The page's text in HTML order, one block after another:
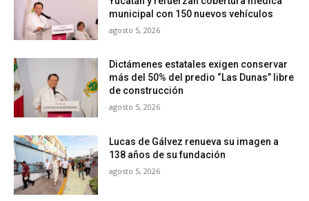
municipal con 150 nuevos vehículos
agosto 5, 2026
Dictámenes estatales exigen conservar
más del 50% del predio “Las Dunas” libre
de construcción
agosto 5, 2026
Lucas de Gálvez renueva su imagen a
138 años de su fundación
agosto 5, 2026